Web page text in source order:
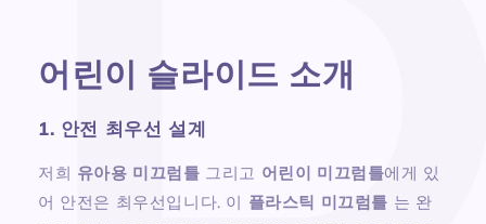
어린이 슬라이드 소개
1. 안전 최우선 설계
저희 유아용 미끄럼틀 그리고 어린이 미끄럼틀에게 있
어 안전은 최우선입니다. 이 플라스틱 미끄럼틀 는 완